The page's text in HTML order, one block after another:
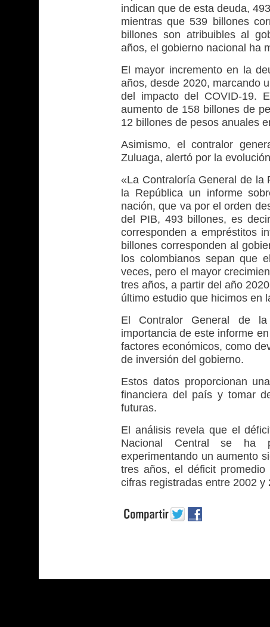
indican que de esta deuda,
mientras que 539 billones
billones son atribuibles al
años, el gobierno nacional ha
El mayor incremento en la
años, desde 2020, marcando
del impacto del COVID-19.
aumento de 158 billones de
12 billones de pesos anuales
Asimismo, el contralor
Zuluaga, alertó por la
«La Contraloría General de la
la República un informe
nación, que va por el orden
del PIB, 493 billones, es
corresponden a empréstitos
billones corresponden al
los colombianos sepan que
veces, pero el mayor
tres años, a partir del año
último estudio que hicimos en
El Contralor General de
importancia de este informe
factores económicos, como
de inversión del gobierno.
Estos datos proporcionan
financiera del país y tomar
futuras.
El análisis revela que el
Nacional Central se ha
experimentando un aumento
tres años, el déficit
cifras registradas entre 2002 y